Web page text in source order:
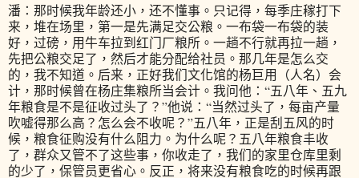
潘：那时候我年龄还小，还不懂事。只记得，每季庄稼打下
来，堆在场里，第一是先满足交公粮。一布袋一布袋的装
好，过磅，用牛车拉到红门厂粮所。一趟不行就再拉一趟，
先把公粮交足了，然后才能分配给社员。那几年是怎么交
的，我不知道。后来，正好我们文化馆的杨巨用（人名）会
计，那时候曾在杨庄集粮所当会计。我问他：“五八年、五九
年粮食是不是征收过头了？”他说：“当然过头了，每亩产量
吹嘘得那么高？怎么会不收呢？”五八年，正是刮五风的时
候，粮食征购没有什么阻力。为什么呢？五八年粮食丰收
了，群众又管不了这些事，你收走了，我们的家里仓库里剩
的少了，保管员更省心。反正，将来没有粮食吃的时候再跟